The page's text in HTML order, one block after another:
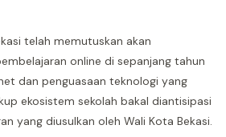
telah memutuskan akan
online di sepanjang tahun
dan penguasaan teknologi yang
ekosistem sekolah bakal diantisipasi
yang diusulkan oleh Wali Kota Bekasi.